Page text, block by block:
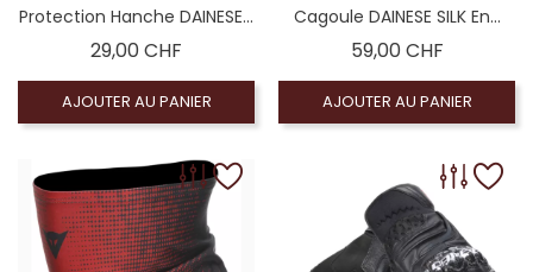
Protection Hanche DAINESE...
29,00 CHF
AJOUTER AU PANIER
Cagoule DAINESE SILK En...
59,00 CHFPrix
AJOUTER AU PANIER